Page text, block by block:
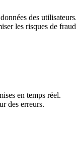
des
les risques de
en temps réel.
des erreurs.